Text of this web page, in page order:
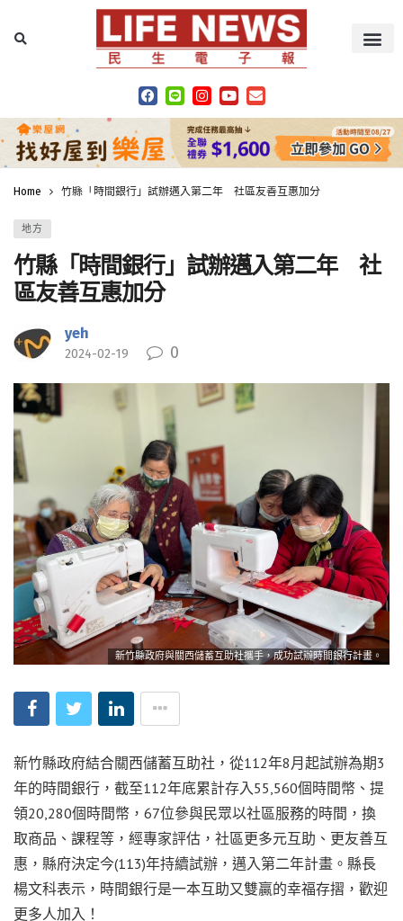
Home 竹縣「時間銀行」試辦邁入第二年 社區友善互惠加分
地方
竹縣「時間銀行」試辦邁入第二年 社
區友善互惠加分
yeh
2024-02-19 0
新竹縣政府與關西儲蓄互助社攜手，成功試辦時間銀行計畫。
新竹縣政府結合關西儲蓄互助社，從112年8月起試辦為期3
年的時間銀行，截至112年底累計存入55,560個時間幣、提
領20,280個時間幣， 67位參與民眾以社區服務的時間，換
取商品、課程等，經專家評估，社區更多元互助、更友善互
惠，縣府決定今(113)年持續試辦，邁入第二年計畫。縣長
楊文科表示，時間銀行是一本互助又雙贏的幸福存摺，歡迎
更多人加入！